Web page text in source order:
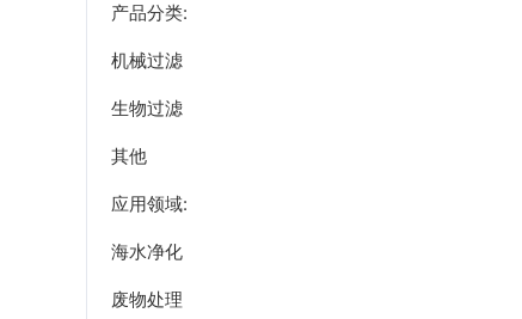
产品分类:
机械过滤
生物过滤
其他
应用领域:
海水净化
废物处理